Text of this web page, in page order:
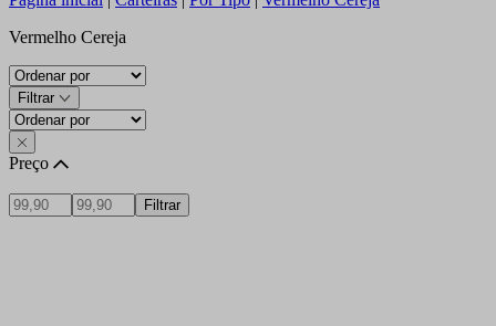
Vermelho Cereja
Filtrar
Preço
Filtrar